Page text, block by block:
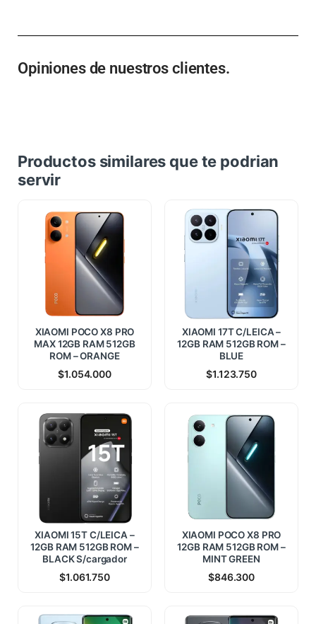
Opiniones de nuestros clientes.
Productos similares que te podrian
servir
XIAOMI POCO X8 PRO
MAX 12GB RAM 512GB
ROM – ORANGE
$1.054.000
XIAOMI 17T C/LEICA –
12GB RAM 512GB ROM –
BLUE
$1.123.750
XIAOMI 15T C/LEICA –
12GB RAM 512GB ROM –
BLACK S/cargador
$1.061.750
XIAOMI POCO X8 PRO
12GB RAM 512GB ROM –
MINT GREEN
$846.300